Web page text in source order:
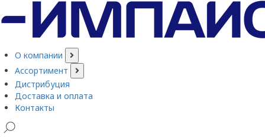
О компании
Ассортимент
Дистрибуция
Доставка и оплата
Контакты